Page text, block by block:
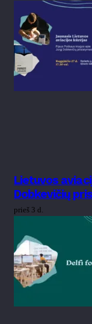
Lietuvos
Dobkevičių
prieš 3 d.